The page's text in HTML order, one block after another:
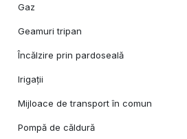
Gaz
Geamuri tripan
Încălzire prin pardoseală
Irigații
Mijloace de transport în comun
Pompă de căldură